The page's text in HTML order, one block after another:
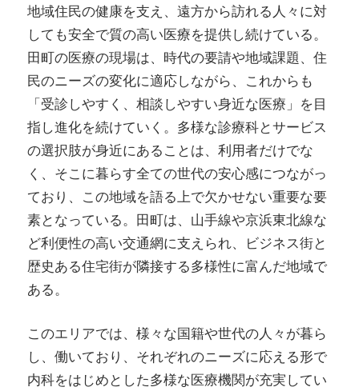
地域住民の健康を支え、遠方から訪れる人々に対
しても安全で質の高い医療を提供し続けている。
田町の医療の現場は、時代の要請や地域課題、住
民のニーズの変化に適応しながら、これからも
「受診しやすく、相談しやすい身近な医療」を目
指し進化を続けていく。多様な診療科とサービス
の選択肢が身近にあることは、利用者だけでな
く、そこに暮らす全ての世代の安心感につながっ
ており、この地域を語る上で欠かせない重要な要
素となっている。田町は、山手線や京浜東北線な
ど利便性の高い交通網に支えられ、ビジネス街と
歴史ある住宅街が隣接する多様性に富んだ地域で
ある。
このエリアでは、様々な国籍や世代の人々が暮ら
し、働いており、それぞれのニーズに応える形で
内科をはじめとした多様な医療機関が充実してい